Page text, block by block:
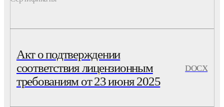
Акт о подтверждении
соответствия лицензионным
требованиям от 23 июня 2025
DOCX